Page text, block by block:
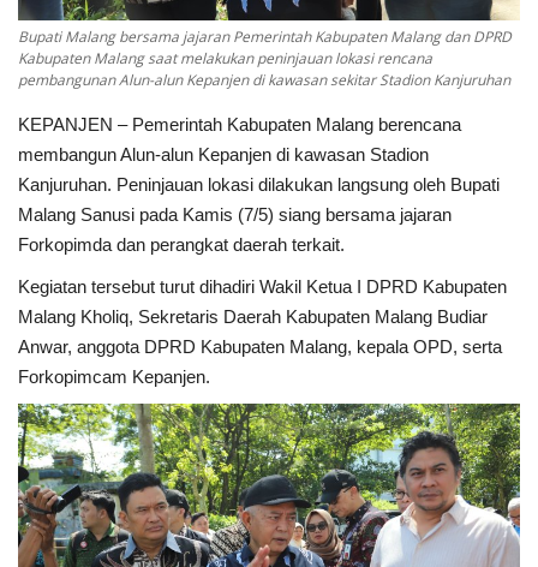
Ekonomi
Pendidikan
Informasi Journalism
Olahraga
Kesehatan
Layanan Publik
Perempuan/Anak
Bupati Malang bersama jajaran Pemerintah Kabupaten Malang dan DPRD
Kabupaten Malang saat melakukan peninjauan lokasi rencana
pembangunan Alun-alun Kepanjen di kawasan sekitar Stadion Kanjuruhan
KEPANJEN – Pemerintah Kabupaten Malang berencana
membangun Alun-alun Kepanjen di kawasan Stadion
Kanjuruhan. Peninjauan lokasi dilakukan langsung oleh Bupati
Malang Sanusi pada Kamis (7/5) siang bersama jajaran
Forkopimda dan perangkat daerah terkait.
Kegiatan tersebut turut dihadiri Wakil Ketua I DPRD Kabupaten
Malang Kholiq, Sekretaris Daerah Kabupaten Malang Budiar
Anwar, anggota DPRD Kabupaten Malang, kepala OPD, serta
Forkopimcam Kepanjen.